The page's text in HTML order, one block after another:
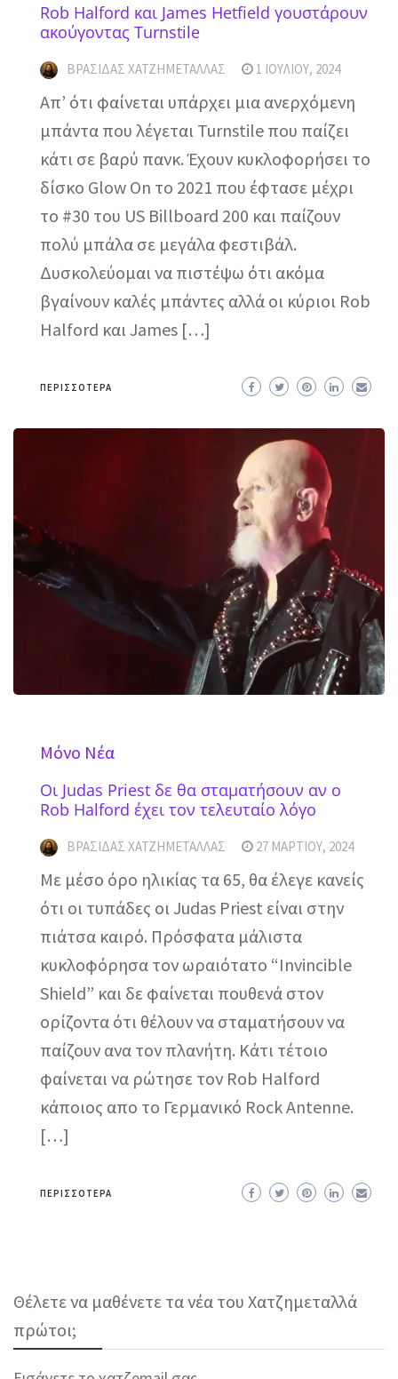
Rob Halford και James Hetfield γουστάρουν
ακούγοντας Turnstile
ΒΡΑΣΊΔΑΣ ΧΑΤΖΗΜΕΤΑΛΛΆΣ 1 ΙΟΥΛΊΟΥ, 2024
Απ’ ότι φαίνεται υπάρχει μια ανερχόμενη
μπάντα που λέγεται Turnstile που παίζει
κάτι σε βαρύ πανκ. Έχουν κυκλοφορήσει το
δίσκο Glow On το 2021 που έφτασε μέχρι
το #30 του US Billboard 200 και παίζουν
πολύ μπάλα σε μεγάλα φεστιβάλ.
Δυσκολεύομαι να πιστέψω ότι ακόμα
βγαίνουν καλές μπάντες αλλά οι κύριοι Rob
Halford και James […]
ΠΕΡΙΣΣΌΤΕΡΑ
Mόνο Νέα
Οι Judas Priest δε θα σταματήσουν αν ο
Rob Halford έχει τον τελευταίο λόγο
ΒΡΑΣΊΔΑΣ ΧΑΤΖΗΜΕΤΑΛΛΆΣ 27 ΜΑΡΤΊΟΥ, 2024
Με μέσο όρο ηλικίας τα 65, θα έλεγε κανείς
ότι οι τυπάδες οι Judas Priest είναι στην
πιάτσα καιρό. Πρόσφατα μάλιστα
κυκλοφόρησα τον ωραιότατο “Invincible
Shield” και δε φαίνεται πουθενά στον
ορίζοντα ότι θέλουν να σταματήσουν να
παίζουν ανα τον πλανήτη. Κάτι τέτοιο
φαίνεται να ρώτησε τον Rob Halford
κάποιος απο το Γερμανικό Rock Antenne.
[…]
ΠΕΡΙΣΣΌΤΕΡΑ
Θέλετε να μαθένετε τα νέα του Χατζημεταλλά
πρώτοι;